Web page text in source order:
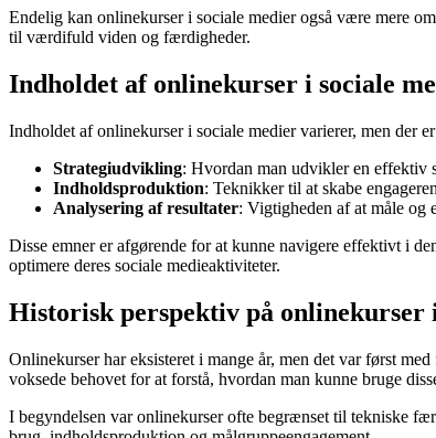
Endelig kan onlinekurser i sociale medier også være mere
til værdifuld viden og færdigheder.
Indholdet af onlinekurser i sociale
Indholdet af onlinekurser i sociale medier varierer, men der
Strategiudvikling: Hvordan man udvikler en effektiv
Indholdsproduktion: Teknikker til at skabe
Analysering af resultater: Vigtigheden af at måle og
Disse emner er afgørende for at kunne navigere effektivt i
optimere deres sociale medieaktiviteter.
Historisk perspektiv på onlinekurser
Onlinekurser har eksisteret i mange år, men det var først
voksede behovet for at forstå, hvordan man kunne bruge
I begyndelsen var onlinekurser ofte begrænset til tekniske